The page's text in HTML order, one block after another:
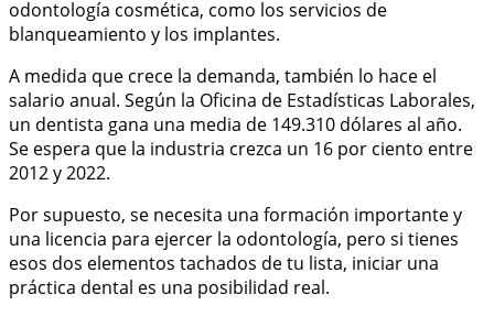
odontología cosmética, como los servicios de
blanqueamiento y los implantes.
A medida que crece la demanda, también lo hace el
salario anual. Según la Oficina de Estadísticas Laborales,
un dentista gana una media de 149.310 dólares al año.
Se espera que la industria crezca un 16 por ciento entre
2012 y 2022.
Por supuesto, se necesita una formación importante y
una licencia para ejercer la odontología, pero si tienes
esos dos elementos tachados de tu lista, iniciar una
práctica dental es una posibilidad real.